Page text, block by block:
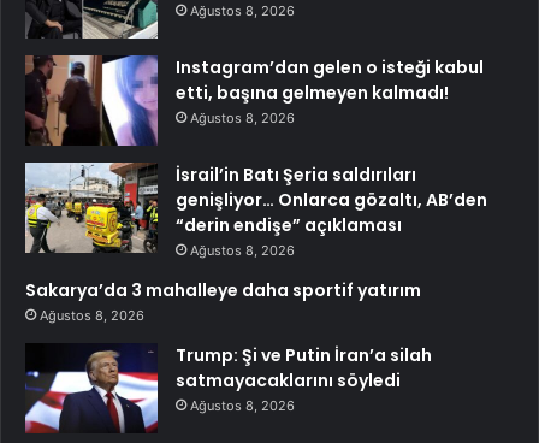
Ağustos 8, 2026
Instagram’dan gelen o isteği kabul
etti, başına gelmeyen kalmadı!
Ağustos 8, 2026
İsrail’in Batı Şeria saldırıları
genişliyor… Onlarca gözaltı, AB’den
“derin endişe” açıklaması
Ağustos 8, 2026
Sakarya’da 3 mahalleye daha sportif yatırım
Ağustos 8, 2026
Trump: Şi ve Putin İran’a silah
satmayacaklarını söyledi
Ağustos 8, 2026